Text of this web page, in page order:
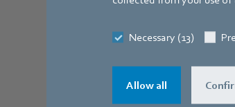
Necessary (13)
Allow all